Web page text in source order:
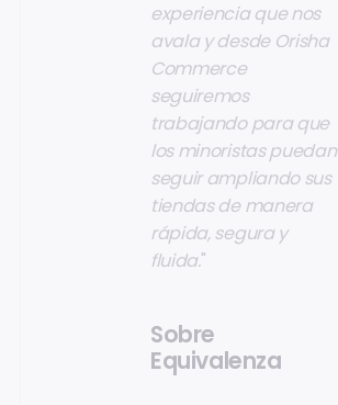
experiencia que nos
avala y desde Orisha
Commerce
seguiremos
trabajando para que
los minoristas puedan
seguir ampliando sus
tiendas de manera
rápida, segura y
fluida."
Sobre
Equivalenza